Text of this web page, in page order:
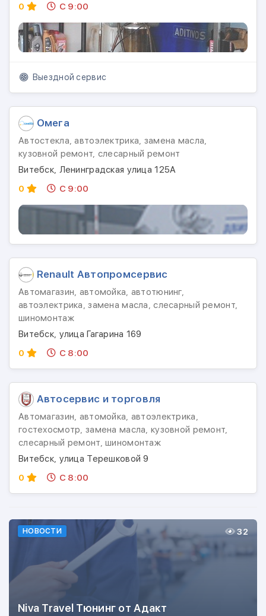
0 С 9:00
Выездной сервис
Омега
Автостекла, автоэлектрика, замена масла,
кузовной ремонт, слесарный ремонт
Витебск, Ленинградская улица 125А
0
С 9:00
Renault Автопромсервис
Автомагазин, автомойка, автотюнинг,
автоэлектрика, замена масла, слесарный ремонт,
шиномонтаж
Витебск, улица Гагарина 169
0
С 8:00
Автосервис и торговля
Автомагазин, автомойка, автоэлектрика,
гостехосмотр, замена масла, кузовной ремонт,
слесарный ремонт, шиномонтаж
Витебск, улица Терешковой 9
0
С 8:00
НОВОСТИ
Niva Travel Тюнинг от Адакт
32